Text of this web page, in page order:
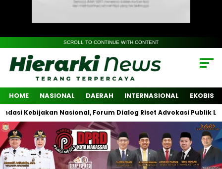
SCROLL TO CONTINUE WITH CONTENT
HOME NASIONAL DAERAH INTERNASIONAL EKOBIS
Kebijakan Nasional, Forum Dialog Riset Advokasi Publik